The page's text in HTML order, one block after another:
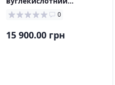
ВВК-28(ОУ-40)
0
15 900.00 грн